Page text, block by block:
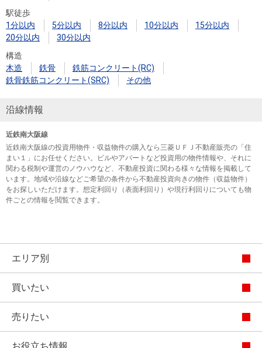
駅徒歩
1分以内
5分以内 8分以内 10分以内
15分以内
20分以内
30分以内
構造
木造
鉄骨
鉄筋コンクリート(RC)
鉄骨鉄筋コンクリート(SRC)
その他
沿線情報
近鉄南大阪線
近鉄南大阪線の投資用物件・収益物件の購入なら三菱ＵＦＪ不動産販売の「住
まい１」にお任せください。ビルやアパートなど投資用の物件情報や、それに
関わる税制や運営のノウハウなど、不動産投資に関わる様々な情報を掲載して
います。地域や沿線などご希望の条件から不動産投資向きの物件（収益物件）
をお探しいただけます。想定利回り（表面利回り）や現行利回りについても物
件ごとの情報を閲覧できます。
エリア別
買いたい
売りたい
お役立ち情報